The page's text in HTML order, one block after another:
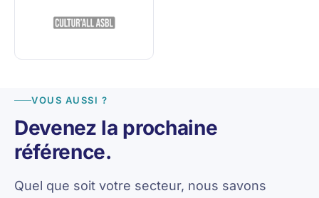
VOUS AUSSI ?
Devenez la prochaine
référence.
Quel que soit votre secteur, nous savons